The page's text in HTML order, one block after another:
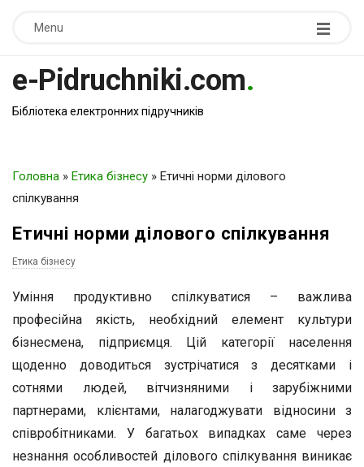
Menu
e-Pidruchniki.com.
Бібліотека електронних підручників
Головна » Етика бізнесу » Етичні норми ділового
спілкування
Етичні норми ділового спілкування
Етика бізнесу
Уміння продуктивно спілкуватися – важлива
професійна якість, необхідний елемент культури
бізнесмена, підприємця. Цій категорії населення
щоденно доводиться зустрічатися з десятками і
сотнями людей, вітчизняними і зарубіжними
партнерами, клієнтами, налагоджувати відносини з
співробітниками. У багатьох випадках саме через
незнання особливостей ділового спілкування виникає